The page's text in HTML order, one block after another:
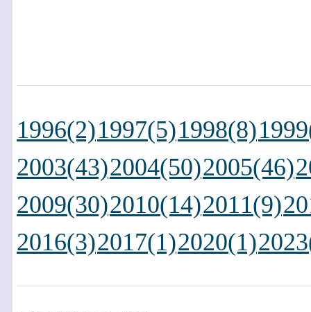
1996(2)1997(5)1998(8)
2003(43)2004(50)2005(46)
2009(30)2010(14)2011(9)
2016(3)2017(1)2020(1)